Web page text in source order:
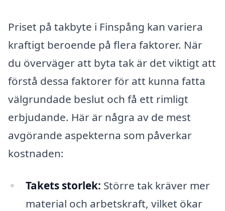
Priset på takbyte i Finspång kan variera
kraftigt beroende på flera faktorer. När
du överväger att byta tak är det viktigt att
förstå dessa faktorer för att kunna fatta
välgrundade beslut och få ett rimligt
erbjudande. Här är några av de mest
avgörande aspekterna som påverkar
kostnaden:
Takets storlek: Större tak kräver mer
material och arbetskraft, vilket ökar